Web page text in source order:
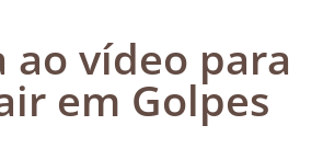
ao vídeo para
em Golpes